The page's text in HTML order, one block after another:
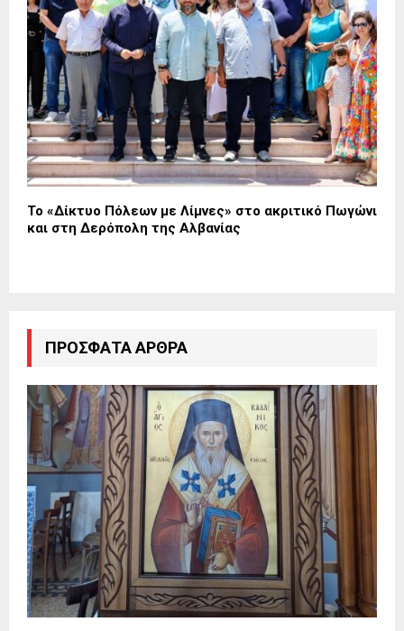
Το «Δίκτυο Πόλεων με Λίμνες» στο ακριτικό Πωγώνι
και στη Δερόπολη της Αλβανίας
ΠΡΌΣΦΑΤΑ ΆΡΘΡΑ